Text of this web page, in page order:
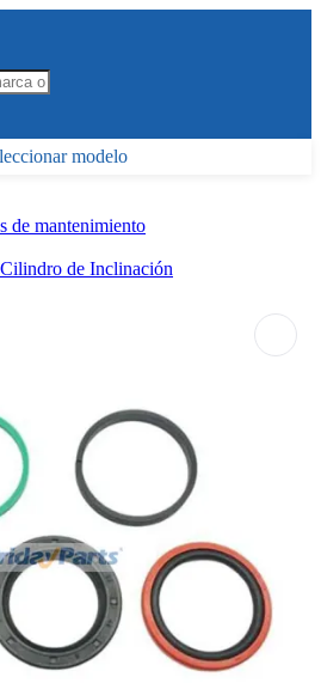
modelo
de mantenimiento
de Inclinación